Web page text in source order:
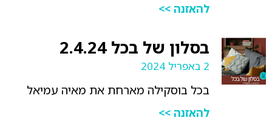
להאזנה >>
בסלון של בכל 2.4.24
2 באפריל 2024
בכל בוסקילה מארחת את מאיה עמיאל
להאזנה >>